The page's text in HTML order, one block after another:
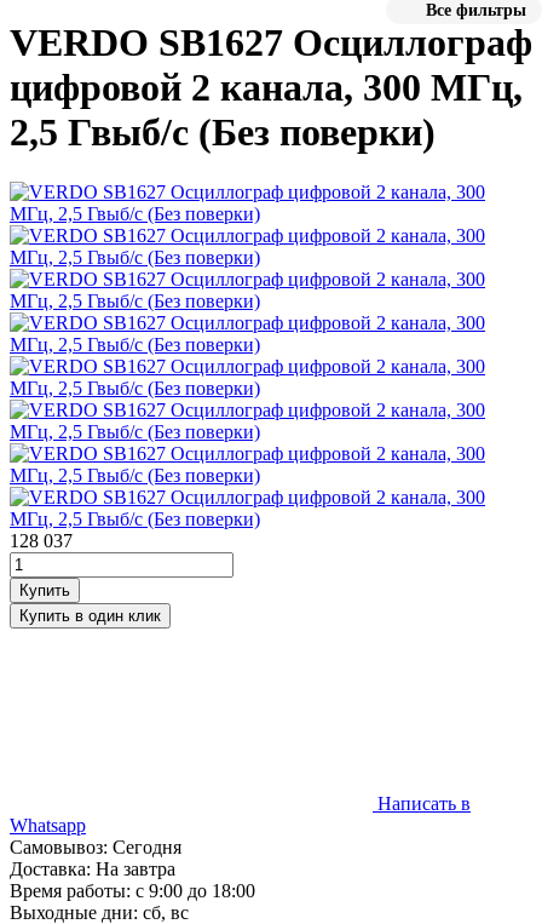
Все фильтры
VERDO SB1627 Осциллограф
цифровой 2 канала, 300 МГц,
2,5 Гвыб/с (Без поверки)
128 037
Написать в
Whatsapp
Самовывоз: Сегодня
Доставка: На завтра
Время работы: с 9:00 до 18:00
Выходные дни: сб, вс